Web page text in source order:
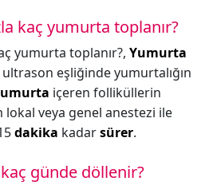
kaç yumurta toplanır?
yumurta toplanır?, Yumurta
eşliğinde yumurtalığın
içeren folliküllerin
lokal veya genel anestezi ile
dakika kadarsürer.
günde döllenir?